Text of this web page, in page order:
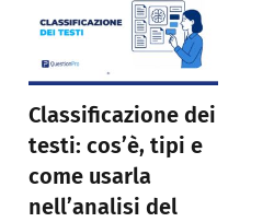
Classificazione dei
testi: cos’è, tipi e
come usarla
nell’analisi del